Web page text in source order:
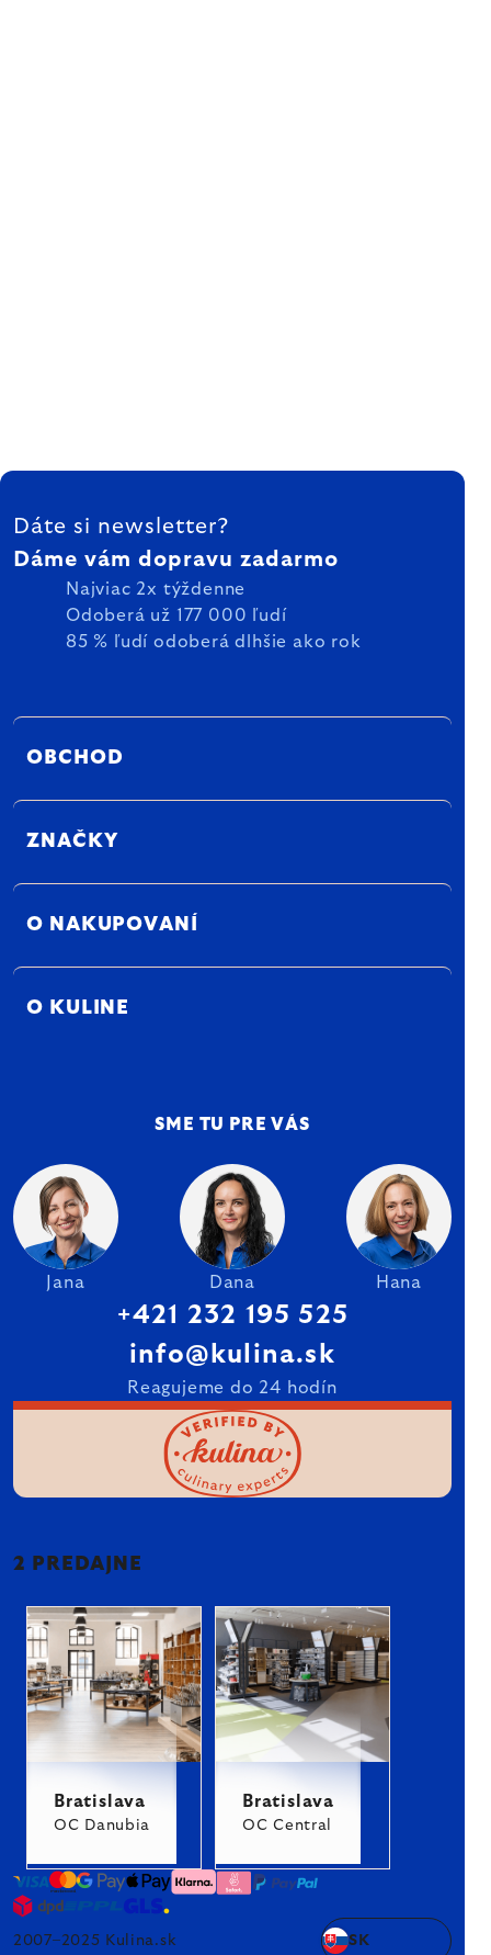
ZÁPÄTIE
Dáte si newsletter?
Dáme vám dopravu zadarmo
Najviac 2x týždenne
Odoberá už 177 000 ľudí
85 % ľudí odoberá dlhšie ako rok
OBCHOD
ZNAČKY
O NAKUPOVANÍ
O KULINE
SME TU PRE VÁS
Jana Dana Hana
+421 232 195 525
info@kulina.sk
Reagujeme do 24 hodín
2 PREDAJNE
Bratislava
OC Danubia
Bratislava
OC Central
2007–2025 Kulina.sk SK